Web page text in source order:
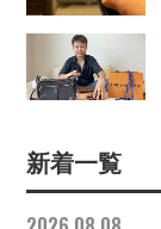
新着一覧